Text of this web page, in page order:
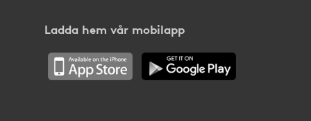
Ladda hem vår mobilapp